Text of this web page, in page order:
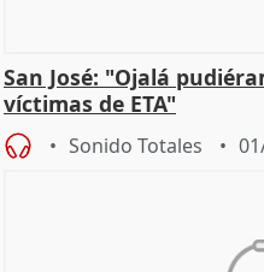
San José: "Ojalá
víctimas de ETA"
Sonido Totales